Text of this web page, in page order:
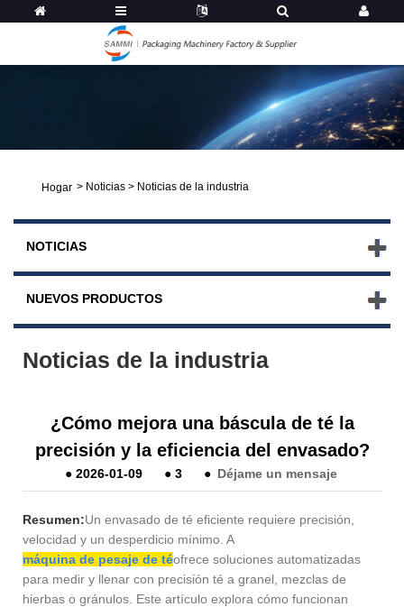
Hogar > Noticias > Noticias de la industria
NOTICIAS
NUEVOS PRODUCTOS
Noticias de la industria
¿Cómo mejora una báscula de té la
precisión y la eficiencia del envasado?
● 2026-01-09 ● 3 ● Déjame un mensaje
Resumen:Un envasado de té eficiente requiere precisión,
velocidad y un desperdicio mínimo. A
máquina de pesaje de téofrece soluciones automatizadas
para medir y llenar con precisión té a granel, mezclas de
hierbas o gránulos. Este artículo explora cómo funcionan